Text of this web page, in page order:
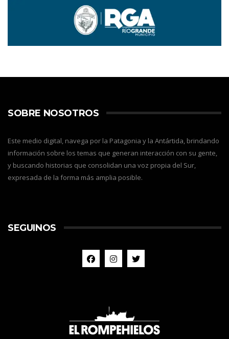
SOBRE NOSOTROS
Este medio digital, navega por la Patagonia y la Antártida, brindando
información sobre los temas que generan interacción con su gente,
y buscando historias que consolidan una voz propia del Sur,
expresada de la forma más amplia posible.
SEGUINOS